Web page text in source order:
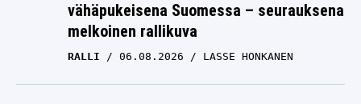
vähäpukeisena Suomessa – seurauksena
melkoinen rallikuva
RALLI 06.08.2026 LASSE HONKANEN